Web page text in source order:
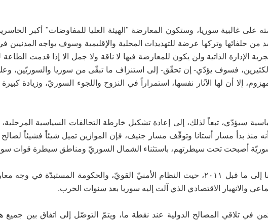
غالبية سوريا، وستكون المعارضة "الهيئة العليا للمفاوضات" أكبر
من حلفائها وتركها عرضة للتهديدات المحلية والإقليمية وسوف يواجه
الإدارة الذاتية ولن يكون للمعارضة فيها لا ناقة ولا جمل الا إذا قدمت الطاعة
فسوف يؤدّي- إن تحقّق- إلى استنزاف ما تبقّى من سوريا والسوريّين،
إلا أن لها الآثار نفسها، استمراراً في النزوح واللجوء السوريّ، وزيادة
سيؤدّي، تبعاً لذلك، إلى إعادة تشكيل خارطة التحالفات السياسية المرحلية،
منذ بدأ مسار أستانا وتوقّف مسار جنيف، فإن الموازين تميل شيئاً فشيئاً
أصبحت تحت سيطرتهم، باستثناء الشمال السوريّ ومناطق سيطرة قوات
إن استمرار الميلان سيؤدّي إلى إعادتنا إلى ما قبل ٢٠١١، حيث النظام الأمنيّ القويّ، والحكومة
والانهيار الاقتصادي الذي آلت إليه سوريا بعد سنوات الحرب.
في تلاقي المصالح الدولية عند نقطة ما، ويتمّ التوصّل إلى اتفاق بين جميع